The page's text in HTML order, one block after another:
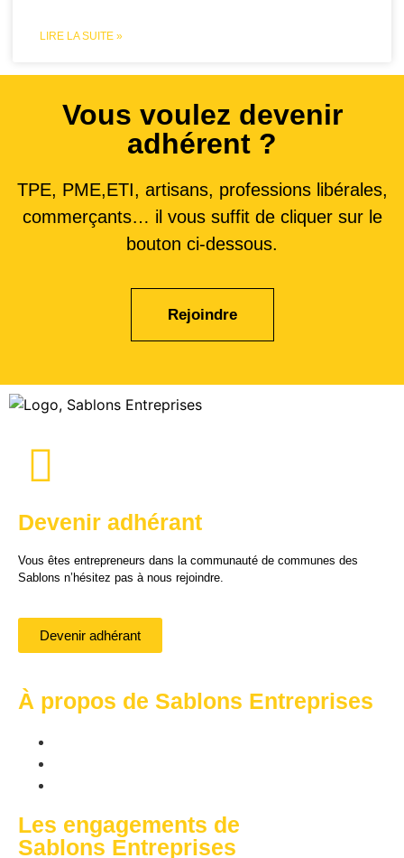
LIRE LA SUITE »
Vous voulez devenir
adhérent ?
TPE, PME,ETI, artisans, professions libérales,
commerçants… il vous suffit de cliquer sur le
bouton ci-dessous.
Rejoindre
Les engagements de
Sablons Entreprises
À propos de Sablons Entreprises
Devenir adhérant
Vous êtes entrepreneurs dans la communauté de communes des
Sablons n’hésitez pas à nous rejoindre.
Devenir adhérant